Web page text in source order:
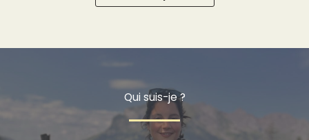
Qui suis-je ?